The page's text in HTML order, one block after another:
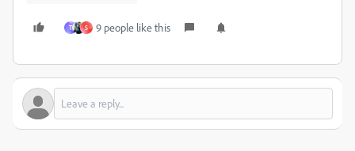
T S 9 people like this